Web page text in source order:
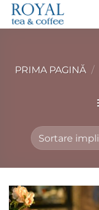
Skip
PRIMA PAGINĂ /